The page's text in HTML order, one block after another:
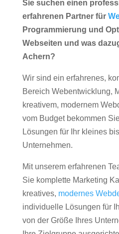
Sie suchen einen
erfahrenen Partner für
Programmierung und
Webseiten und was
Achern?
Wir sind ein erfahrenes,
Bereich Webentwicklung,
kreativem, modernem
vom Budget bekommen
Lösungen für Ihr kleines
Unternehmen.
Mit unserem erfahrenen
Sie komplette Marketing
kreatives, modernes
individuelle Lösungen für
von der Größe Ihres